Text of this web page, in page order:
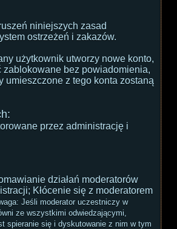
niniejszych zasad
ostrzeżeń i zakazów.
użytkownik utworzy nowe konto,
zablokowane bez powiadomienia,
umieszczone z tego konta zostaną
przez administrację i
działań moderatorów
Kłócenie się z moderatorem
Jeśli moderator uczestniczy w
ze wszystkimi odwiedzającymi,
spieranie się i dyskutowanie z nim w tym